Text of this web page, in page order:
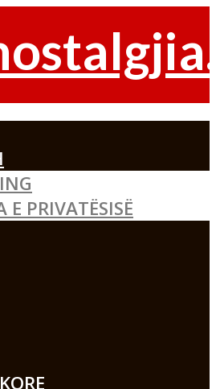
E PRIVATËSISË